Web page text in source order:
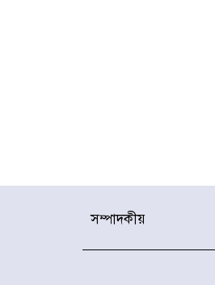
সম্পাদকীয়